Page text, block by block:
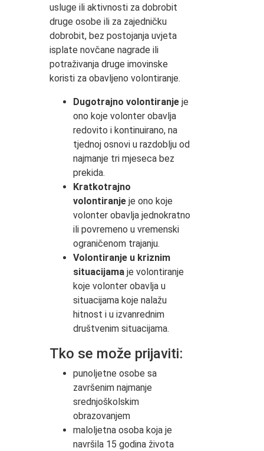
usluge ili aktivnosti za dobrobit
druge osobe ili za zajedničku
dobrobit, bez postojanja uvjeta
isplate novčane nagrade ili
potraživanja druge imovinske
koristi za obavljeno volontiranje.
Dugotrajno volontiranjeje
ono koje volonter obavlja
redovito i kontinuirano, na
tjednoj osnovi u razdoblju od
najmanje tri mjeseca bez
prekida.
Kratkotrajno
volontiranjeje ono koje
volonter obavlja jednokratno
ili povremeno u vremenski
ograničenom trajanju.
Volontiranje u kriznim
situacijamaje volontiranje
koje volonter obavlja u
situacijama koje nalažu
hitnost i u izvanrednim
društvenim situacijama.
Tko se može prijaviti:
punoljetne osobe sa
završenim najmanje
srednjoškolskim
obrazovanjem
maloljetna osoba koja je
navršila 15 godina života